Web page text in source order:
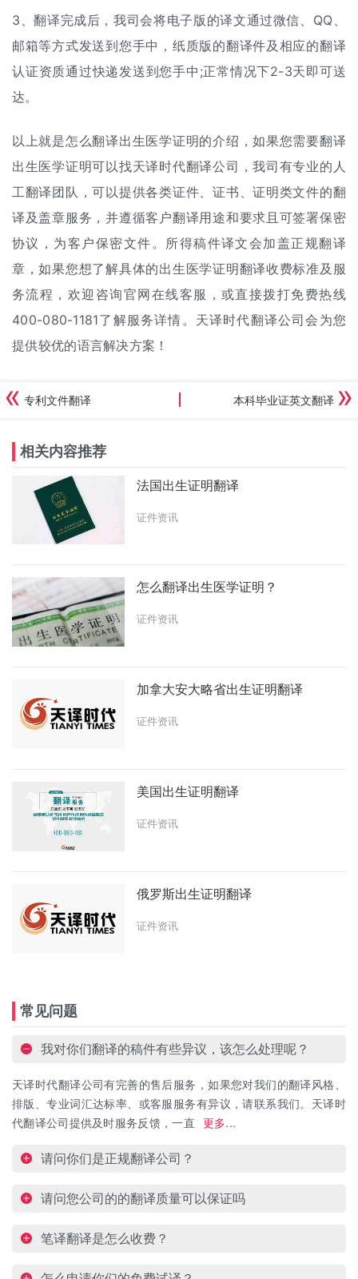
3、翻译完成后，我司会将电子版的译文通过微信、QQ、
邮箱等方式发送到您手中，纸质版的翻译件及相应的翻译
认证资质通过快递发送到您手中;正常情况下2-3天即可送
达。
以上就是怎么翻译出生医学证明的介绍，如果您需要翻译
出生医学证明可以找天译时代翻译公司，我司有专业的 人
工翻译团队，可以提供各类证件、证书、证明类文件的翻
译及盖章服务，并遵循客户翻译用途和要求且可签署保密
协议，为客户保密文件。所得稿件译文会加盖正规翻译
章，如果您想了解具体的出生医学证明翻译收费标准及服
务流程，欢迎咨询官网在线客服，或直接拨打免费热线
400-080-1181了解服务详情。天译时代翻译公司会为您
提供较优的语言解决方案！
专利文件翻译 本科毕业证英文翻译
相关内容推荐
法国出生证明翻译
证件资讯
怎么翻译出生医学证明？
证件资讯
加拿大安大略省出生证明翻译
证件资讯
美国出生证明翻译
证件资讯
俄罗斯出生证明翻译
证件资讯
常见问题
我对你们翻译的稿件有些异议，该怎么处理呢？
天译时代翻译公司有完善的售后服务，如果您对我们的翻译风格、
排版、专业词汇达标率、或客服服务有异议，请联系我们。天译时
代翻译公司提供及时服务反馈，一直
更多...
请问你们是正规翻译公司？
请问您公司的的翻译质量可以保证吗
笔译翻译是怎么收费？